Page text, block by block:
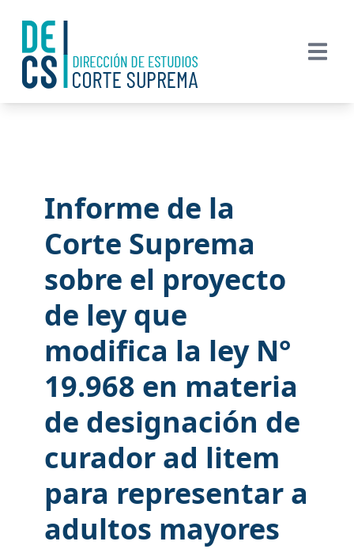
Informe de la
Corte Suprema
sobre el proyecto
de ley que
modifica la ley N°
19.968 en materia
de designación de
curador ad litem
para representar a
adultos mayores